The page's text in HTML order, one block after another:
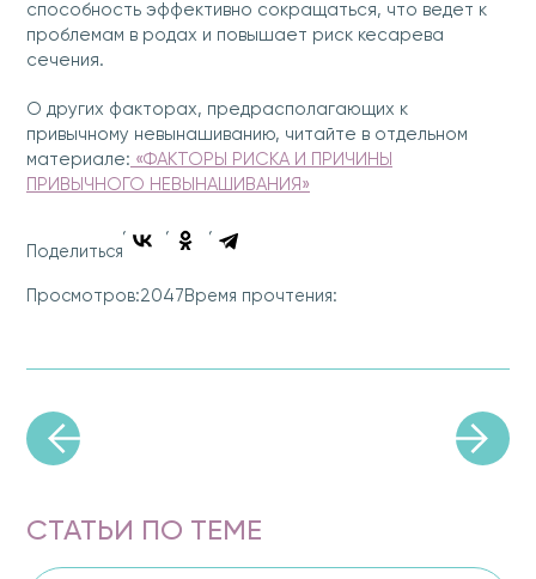
способность эффективно сокращаться, что ведет к
проблемам в родах и повышает риск кесарева
сечения.
О других факторах, предрасполагающих к
привычному невынашиванию, читайте в отдельном
материале: «ФАКТОРЫ РИСКА И ПРИЧИНЫ
ПРИВЫЧНОГО НЕВЫНАШИВАНИЯ»
Поделиться
Просмотров:2047 Время прочтения:
СТАТЬИ ПО ТЕМЕ